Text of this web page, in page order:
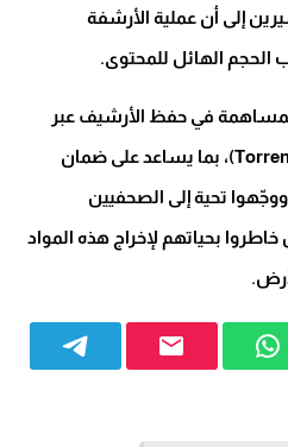
إلى أن عملية الأرشفة
الحجم الهائل للمحتوى.
في حفظ الأرشيف عبر
تقنيات التخزين اللامركزي (Torrents)، بما يساعد على ضمان
تحية إلى الصحفيين
بحياتهم لإخراج هذه المواد